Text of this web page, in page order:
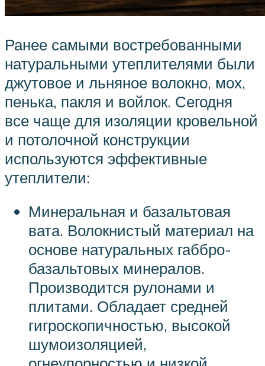
Ранее самыми востребованными
натуральными утеплителями были
джутовое и льняное волокно, мох,
пенька, пакля и войлок. Сегодня
все чаще для изоляции кровельной
и потолочной конструкции
используются эффективные
утеплители:
Минеральная и базальтовая
вата. Волокнистый материал на
основе натуральных габбро-
базальтовых минералов.
Производится рулонами и
плитами. Обладает средней
гигроскопичностью, высокой
шумоизоляцией,